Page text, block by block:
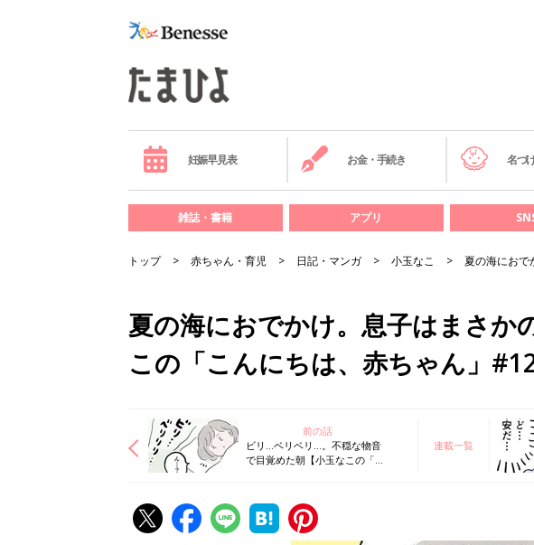
妊娠早見表 お金・手続き 名づ
雑誌・書籍 アプリ
トップ 赤ちゃん・育児 日記・マンガ 小玉なこ 夏の海におで
夏の海におでかけ。息子はまさか
この「こんにちは、赤ちゃん」#12
前の話
ビリ…ベリベリ…。不穏な物音
で目覚めた朝【小玉なこの「こ
連載一覧